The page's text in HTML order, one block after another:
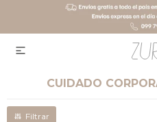

CUIDADO